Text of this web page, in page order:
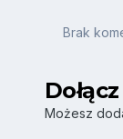
Brak
Możesz